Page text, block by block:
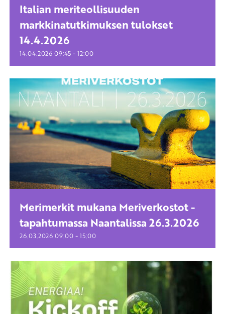
Italian meriteollisuuden
markkinatutkimuksen tulokset
14.4.2026
14.04.2026 09:45 - 12:00
Merimerkit mukana Meriverkostot -
tapahtumassa Naantalissa 26.3.2026
26.03.2026 09:00 - 15:00